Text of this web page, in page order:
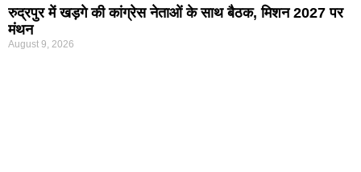
रुद्रपुर में खड़गे की कांग्रेस नेताओं के साथ बैठक, मिशन 2027 पर
मंथन
August 9, 2026